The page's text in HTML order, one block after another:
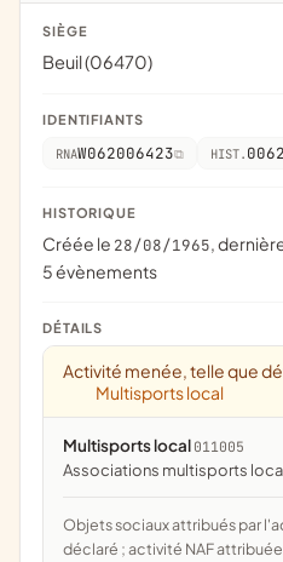
SIÈGE
Beuil (06470)
IDENTIFIANTS
RNAW062006423 HIST.
HISTORIQUE
Créée le 28/08/1965,
5 évènements
DÉTAILS
Activité menée, telle que
Multisports local
Multisports local 011005
associations multisports
Objets sociaux attribués par l'administration d'après l'objet
déclaré ; activité NAF attribuée